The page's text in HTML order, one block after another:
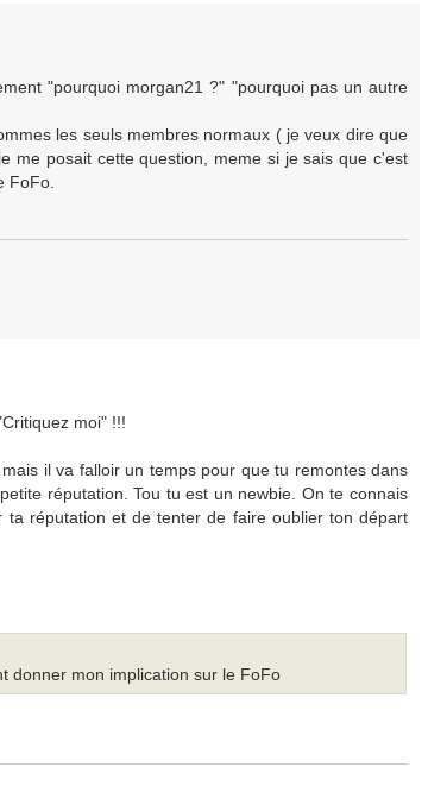
"pourquoi morgan21 ?" "pourquoi pas un autre
les seuls membres normaux ( je veux dire que
me posait cette question, meme si je sais que c'est
FoFo.
moi" !!!
il va falloir un temps pour que tu remontes dans
réputation. Tou tu est un newbie. On te connais
réputation et de tenter de faire oublier ton départ
donner mon implication sur le FoFo